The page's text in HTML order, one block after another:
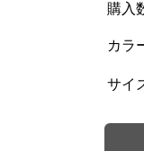
購入
カラ
サイ